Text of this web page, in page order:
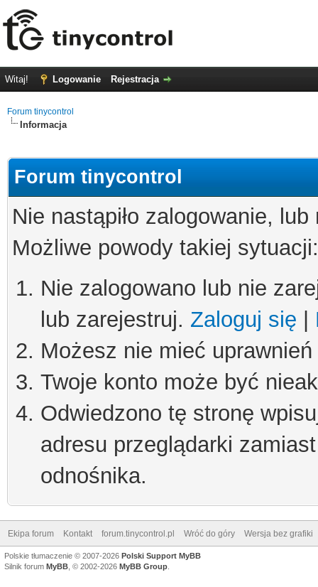
Witaj! Logowanie Rejestracja
Forum tinycontrol
Informacja
Forum tinycontrol
Nie nastąpiło zalogowanie,
Możliwe powody takiej sytuacji:
Nie zalogowano lub nie
lub zarejestruj. Zaloguj się
Możesz nie mieć
Twoje konto może być
Odwiedzono tę stronę
adresu przeglądarki
odnośnika.
Ekipa forum Kontakt forum.tinycontrol.pl Wróć do góry Wersja bez grafiki
Polskie tłumaczenie © 2007-2026 Polski Support MyBB
Silnik forum MyBB , © 2002-2026 MyBB Group